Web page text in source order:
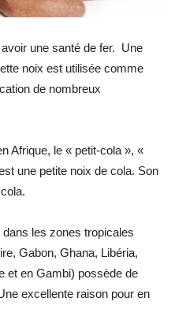
une santé de fer. Une
noix est utilisée comme
de nombreux
Afrique, le « petit-cola », «
une petite noix de cola. Son
les zones tropicales
Gabon, Ghana, Libéria,
et en Gambi) possède de
excellente raison pour en